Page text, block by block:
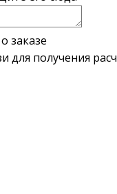
заказе
для получения